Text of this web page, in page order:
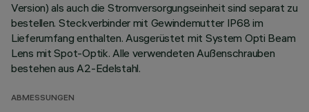
Version) als auch die Stromversorgungseinheit sind separat zu
bestellen. Steckverbinder mit Gewindemutter IP68 im
Lieferumfang enthalten. Ausgerüstet mit System Opti Beam
Lens mit Spot-Optik. Alle verwendeten Außenschrauben
bestehen aus A2-Edelstahl.
ABMESSUNGEN